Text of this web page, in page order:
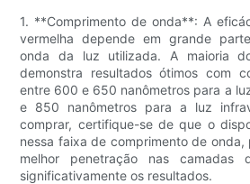
1. **Comprimento de onda**: A
vermelha depende em grande
onda da luz utilizada. A maioria
demonstra resultados ótimos com
entre 600 e 650 nanômetros para a
e 850 nanômetros para a luz
comprar, certifique-se de que o
nessa faixa de comprimento de onda,
melhor penetração nas camadas
significativamente os resultados.